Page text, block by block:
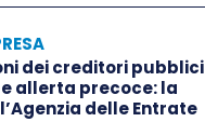
dei creditori pubblici
allerta precoce: la
delle Entrate